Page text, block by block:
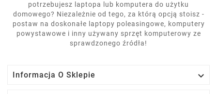
potrzebujesz laptopa lub komputera do użytku
domowego? Niezależnie od tego, za którą opcją stoisz -
postaw na doskonałe laptopy poleasingowe, komputery
powystawowe i inny używany sprzęt komputerowy ze
sprawdzonego źródła!
Informacja O Sklepie 